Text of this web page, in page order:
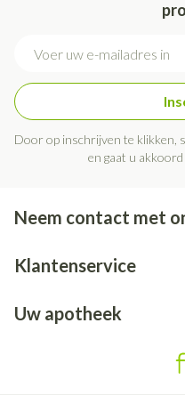
Door op inschrijven te klikken,
en gaat u
Neem contact met
Klantenservice
Uw apotheek